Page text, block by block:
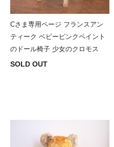
Cさま専用ページ フランスアン
ティーク ベビーピンクペイント
のドール椅子 少女のクロモス
SOLD OUT